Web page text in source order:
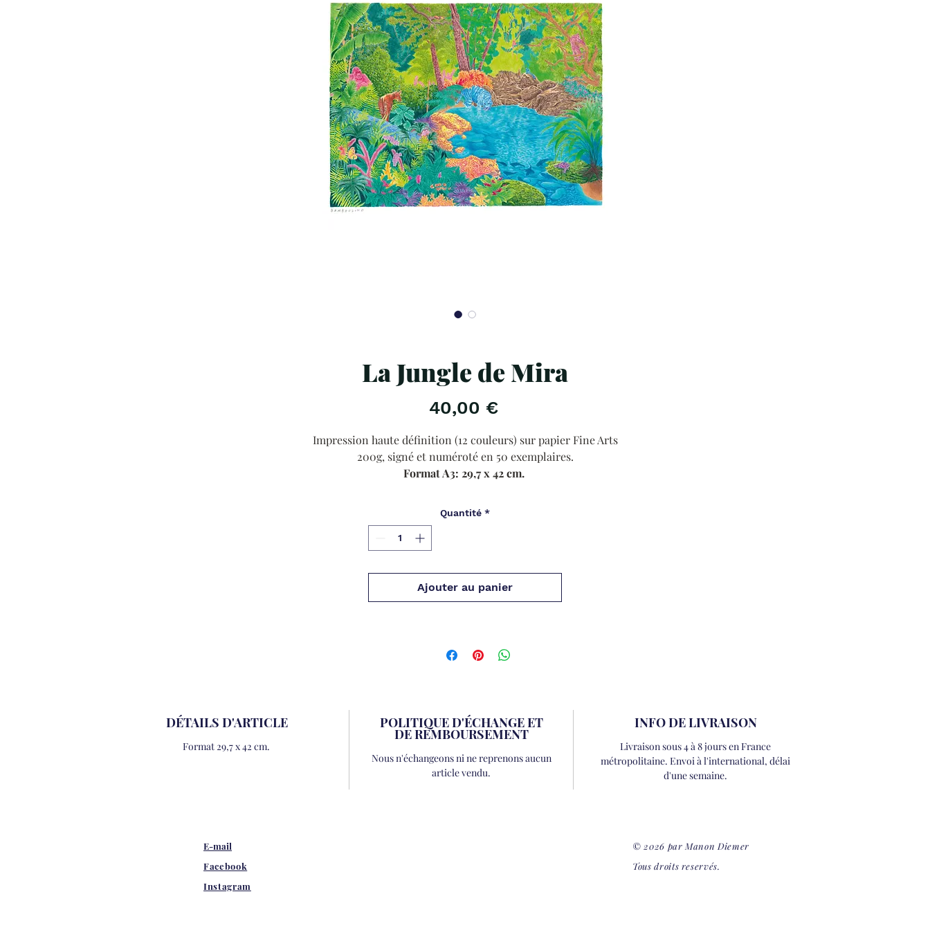
La Jungle de Mira
40,00 €Prix
Impression haute définition (12 couleurs) sur papier Fine Arts
200g, signé et numéroté en 50 exemplaires.
Format A3: 29,7 x 42 cm.
Dans la limite des stocks disponibles.
Giclée Print technique (12 colours) Fine Arts 210g paper. Limited
A3 format: 29.7 x 42 cm.
Exclusively on my shop.
Within the limit of available stocks.
Quantité *
Ajouter au panier
DÉTAILS D'ARTICLE
Format 29,7 x 42 cm.
POLITIQUE D'ÉCHANGE ET
DE REMBOURSEMENT
Nous n'échangeons ni ne reprenons aucun
article vendu.
INFO DE LIVRAISON
Livraison sous 4 à 8 jours en France
métropolitaine. Envoi à l'international, délai
d'une semaine.
E-mail
Facebook
Instagram
© 2026 par Manon Diemer
Tous droits reservés.